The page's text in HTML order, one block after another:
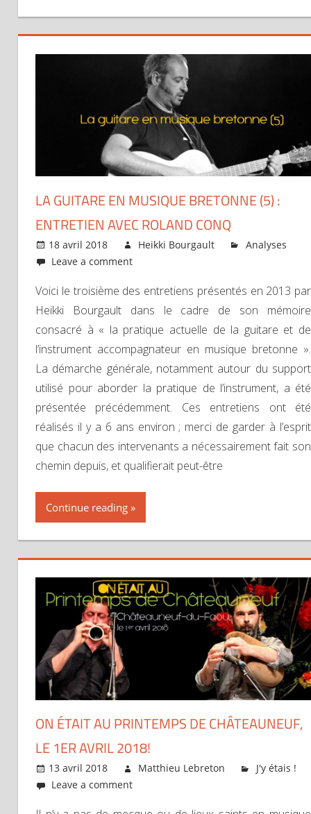
LA GUITARE EN MUSIQUE BRETONNE (5) :
ENTRETIEN AVEC ROLAND CONQ
18 avril 2018 Heikki Bourgault
Analyses
Leave a comment
Voici le troisième des entretiens présentés en 2013 par
Heikki Bourgault dans le cadre de son mémoire
consacré à « la pratique actuelle de la guitare et de
l’instrument accompagnateur en musique bretonne ».
La démarche générale, notamment autour du support
utilisé pour aborder la pratique de l’instrument, a été
présentée précédemment. Ces entretiens ont été
réalisés il y a 6 ans environ ; merci de garder à l’esprit
que chacun des intervenants a nécessairement fait son
chemin depuis, et qualifierait peut-être
Continue reading
ON ÉTAIT AU PRINTEMPS DE CHÂTEAUNEUF,
LE 1ER AVRIL 2018!
13 avril 2018 Matthieu Lebreton
J'y étais !
Leave a comment